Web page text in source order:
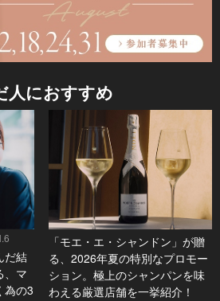
人におすすめ
だ結
、マ
為の3
「モエ・エ・シャンドン」が贈
る、2026年夏の特別なプロモー
ション。極上のシャンパンを味
わえる厳選店舗を一挙紹介！